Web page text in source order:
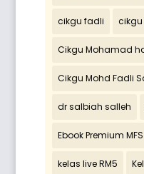
cikgu fadli
Cikgu Mohamad
Cikgu Mohd Fadli
dr salbiah salleh
Ebook Premium MFS
kelas live RM5